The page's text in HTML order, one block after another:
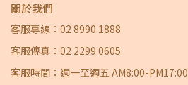
關於我們
客服專線：02 8990 1888
客服傳真：02 2299 0605
客服時間：週一至週五 AM8:00-PM17:00